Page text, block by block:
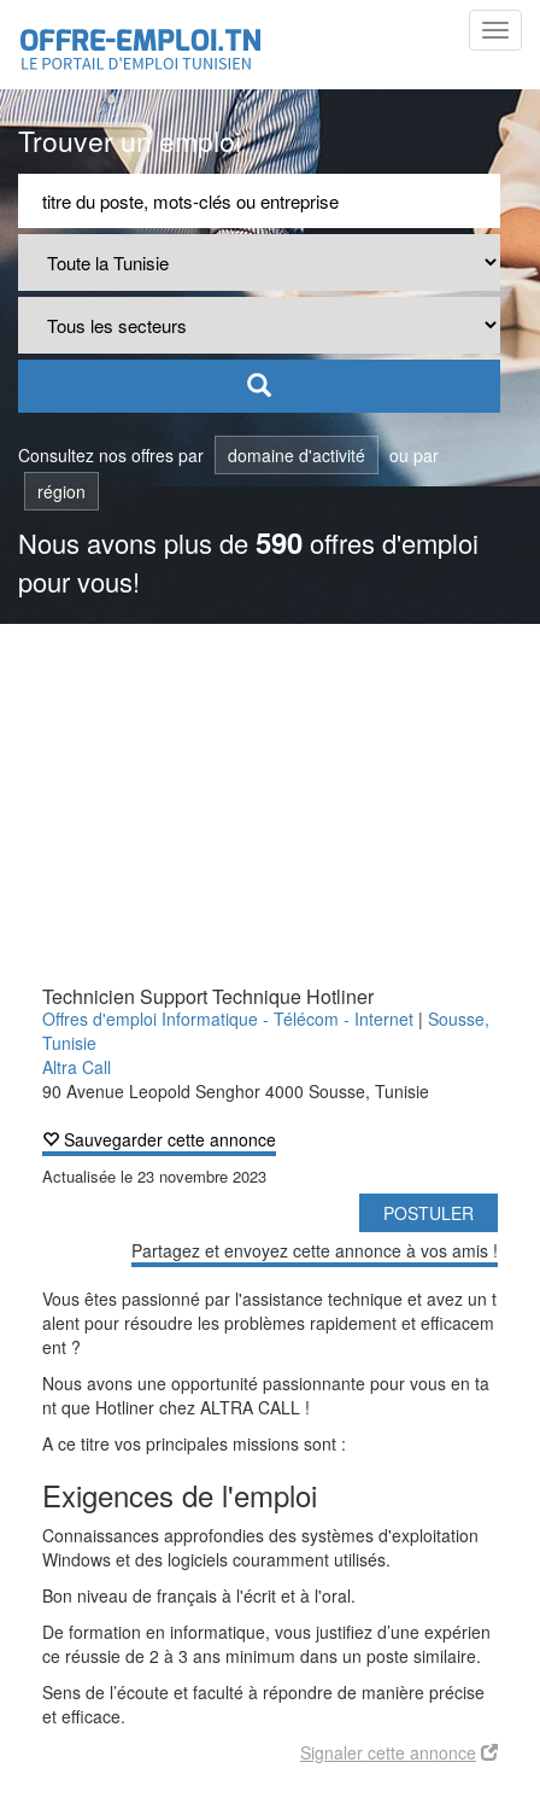
Trouver un emploi
Consultez nos offres par domaine d'activité
ou par
région
Nous avons plus de590offres d'emploi
pour vous!
Technicien Support Technique Hotliner
Offres d'emploi Informatique - Télécom - Internet | Sousse,
Tunisie
Altra Call
90 Avenue Leopold Senghor 4000 Sousse, Tunisie
Sauvegarder cette annonce
Actualisée le 23 novembre 2023
POSTULER
Partagez et envoyez cette annonce à vos amis !
Vous êtes passionné par l'assistance technique et avez un t
alent pour résoudre les problèmes rapidement et efficacem
ent ?
Nous avons une opportunité passionnante pour vous en ta
nt que Hotliner chez ALTRA CALL !
A ce titre vos principales missions sont :
Exigences de l'emploi
Connaissances approfondies des systèmes d'exploitation
Windows et des logiciels couramment utilisés.
Bon niveau de français à l'écrit et à l'oral.
De formation en informatique, vous justifiez d’une expérien
ce réussie de 2 à 3 ans minimum dans un poste similaire.
Sens de l’écoute et faculté à répondre de manière précise
et efficace.
Signaler cette annonce